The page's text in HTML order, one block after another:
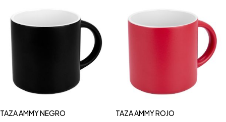
TAZA AMMY NEGRO TAZA AMMY ROJO